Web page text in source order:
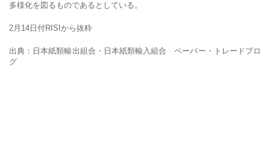
多様化を図るものであるとしている。
2月14日付RISIから抜粋
出典：日本紙類輸出組合・日本紙類輸入組合 ペーパー・トレードブロ
グ